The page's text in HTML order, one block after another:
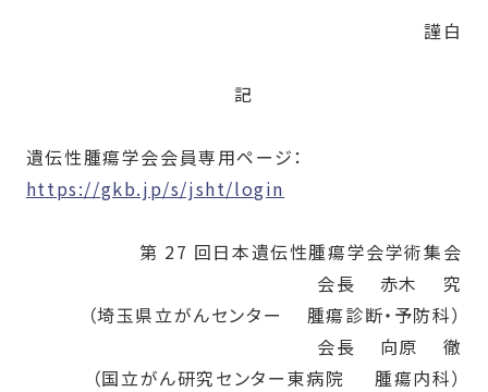
謹白
記
遺伝性腫瘍学会会員専用ページ：
https://gkb.jp/s/jsht/login
第 27 回日本遺伝性腫瘍学会学術集会
会長
赤木
究
（埼玉県立がんセンター
腫瘍診断・予防科）
会長
向原
徹
（国立がん研究センター東病院
腫瘍内科）